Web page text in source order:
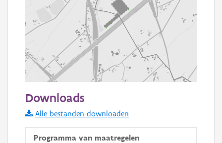
Informatie Vlaanderen
i
Downloads
Alle bestanden downloaden
Programma van maatregelen